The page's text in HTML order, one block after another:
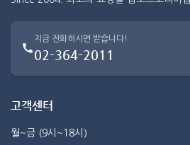
지금 전화하시면 받습니다!
02-364-2011
고객센터
월~금 (9시~18시)